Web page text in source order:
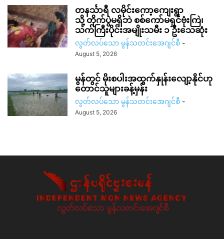
တနင်္သာရီ လမိုင်းကော့ကျေးရွာ
သို့ တိုက်ပွဲမရှိဘဲ စစ်ကော်မရှင်ဗုံးကြဲ၊
သက်ကြီးပိုင်းအမျိုးသမီး ၁ ဦးသေဆုံး
လွတ်လပ်သော မွန်သတင်းအေဂျင်စီ -
August 5, 2026
မွန်တွင် မိုးစပါးအထွက်နှုန်းလျော့နိုင်ဟု
တောင်သူများခန့်မှန်း
လွတ်လပ်သော မွန်သတင်းအေဂျင်စီ -
August 5, 2026